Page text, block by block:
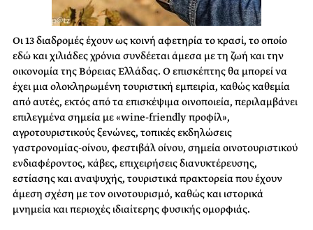
Οι 13 διαδρομές έχουν ως κοινή αφετηρία το κρασί, το οποίο
εδώ και χιλιάδες χρόνια συνδέεται άμεσα με τη ζωή και την
οικονομία της Βόρειας Ελλάδας. Ο επισκέπτης θα μπορεί να
έχει μια ολοκληρωμένη τουριστική εμπειρία, καθώς καθεμία
από αυτές, εκτός από τα επισκέψιμα οινοποιεία, περιλαμβάνει
επιλεγμένα σημεία με «wine-friendly προφίλ»,
αγροτουριστικούς ξενώνες, τοπικές εκδηλώσεις
γαστρονομίας-οίνου, φεστιβάλ οίνου, σημεία οινοτουριστικού
ενδιαφέροντος, κάβες, επιχειρήσεις διανυκτέρευσης,
εστίασης και αναψυχής, τουριστικά πρακτορεία που έχουν
άμεση σχέση με τον οινοτουρισμό, καθώς και ιστορικά
μνημεία και περιοχές ιδιαίτερης φυσικής ομορφιάς.